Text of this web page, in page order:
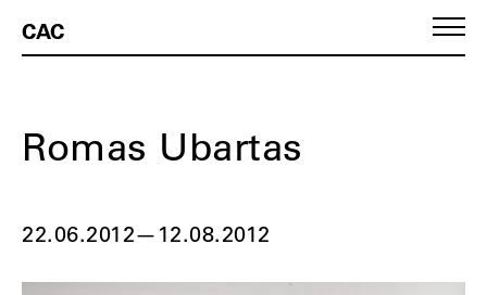
CAC
Romas Ubartas
22.06.2012— 12.08.2012